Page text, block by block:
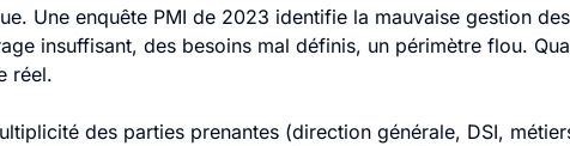
Une enquête PMI de 2023 identifie la mauvaise gestion
insuffisant, des besoins mal définis, un périmètre flou.
réel.
des parties prenantes (direction générale, DSI,